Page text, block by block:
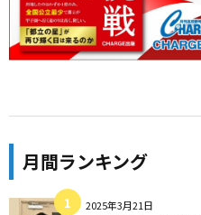
月間ランキング
2025年3月21日